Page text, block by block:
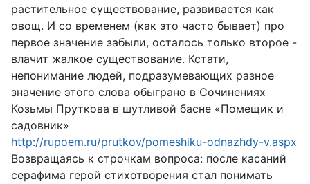
растительное существование, развивается как
овощ. И со временем (как это часто бывает) про
первое значение забыли, осталось только второе -
влачит жалкое существование. Кстати,
непонимание людей, подразумевающих разное
значение этого слова обыграно в Сочинениях
Козьмы Пруткова в шутливой басне «Помещик и
садовник»
http://rupoem.ru/prutkov/pomeshiku-odnazhdy-v.aspx
Возвращаясь к строчкам вопроса: после касаний
серафима герой стихотворения стал понимать